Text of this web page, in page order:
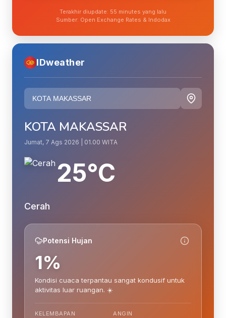
Terakhir diupdate: 55 minutes yang lalu
Sumber: Open Exchange Rates & Indodax
IDweather
KOTA MAKASSAR
Jumat, 7 Ags 2026 | 01.00 WITA
25°C
Cerah
Potensi Hujan
1%
Kondisi cuaca terpantau sangat kondusif untuk
aktivitas luar ruangan. ☀️
KELEMBAPAN ANGIN